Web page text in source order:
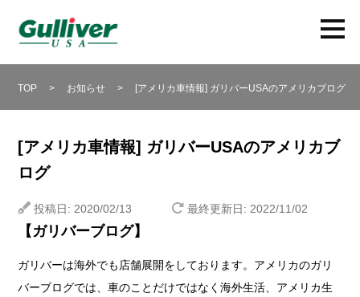
TOP > お知らせ > [アメリカ車情報] ガリバーUSAのアメリカブログ
[アメリカ車情報] ガリバーUSAのアメリカブ
ログ
投稿日: 2020/02/13 最終更新日: 2022/11/02
【ガリバーブログ】
ガリバーは海外でも店舗展開をしております。アメリカのガリ
バーブログでは、車のことだけではなく海外生活、アメリカ生